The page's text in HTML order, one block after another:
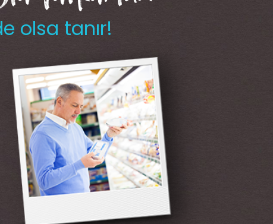
olsa tanır!